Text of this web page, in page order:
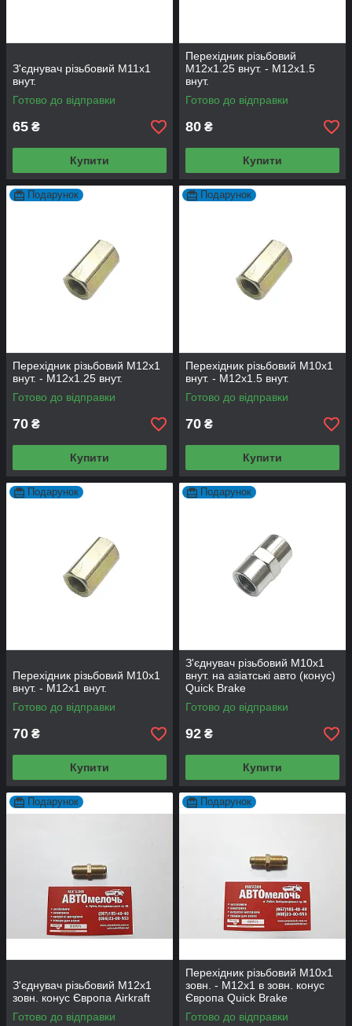
З'єднувач різьбовий М11х1
внут.
Готово до відправки
65 ₴
Купити
Перехідник різьбовий
М12х1.25 внут. - М12х1.5
внут.
Готово до відправки
80 ₴
Купити
Подарунок
Перехідник різьбовий M12х1
внут. - M12х1.25 внут.
Готово до відправки
70 ₴
Купити
Подарунок
Перехідник різьбовий М10х1
внут. - М12х1.5 внут.
Готово до відправки
70 ₴
Купити
Подарунок
Перехідник різьбовий М10х1
внут. - М12х1 внут.
Готово до відправки
70 ₴
Купити
Подарунок
З'єднувач різьбовий М10х1
внут. на азіатські авто (конус)
Quick Brake
Готово до відправки
92 ₴
Купити
Подарунок
З'єднувач різьбовий М12х1
зовн. конус Європа Airkraft
Готово до відправки
Подарунок
Перехідник різьбовий М10х1
зовн. - М12х1 в зовн. конус
Європа Quick Brake
Готово до відправки